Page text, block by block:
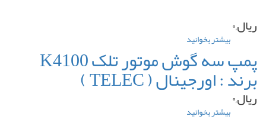
ریال,۰
بیشتر بخوانید
سینی
جلو
موتور
پرکینز
۱۱۰۴
پمپ سه گوش موتور تلک K4100
برند : اورجینال ( TELEC )
ریال,۰
بیشتر بخوانید